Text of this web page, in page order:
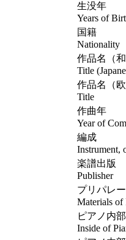
生没年
Years of
国籍
Nationality
作品名（和
Title
作品名（欧
Title
作曲年
Year of
編成
Instrument,
楽譜出版
Publisher
プリパレ
Materials of
ピアノ内部
Inside of